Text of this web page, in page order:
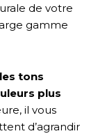
de votre
gamme
tons
plus
il vous
d’agrandir